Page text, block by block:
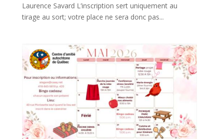
Laurence Savard L’inscription sert uniquement au
tirage au sort; votre place ne sera donc pas...